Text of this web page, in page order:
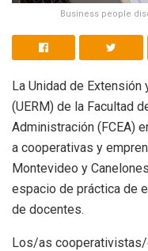
Business people
La Unidad de
(UERM) de la Facultad
Administración (FCEA)
a cooperativas y
Montevideo y
espacio de práctica de
de docentes.
Los/as